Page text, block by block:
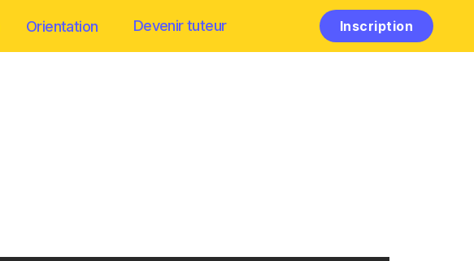
Orientation Devenir tuteur Inscription